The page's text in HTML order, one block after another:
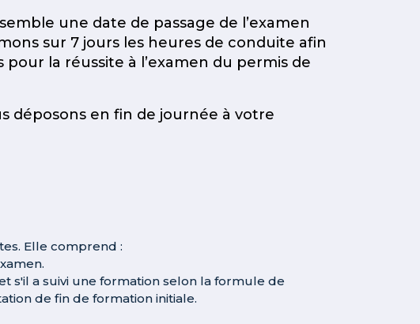
une date de passage de l’examen
sur 7 jours les heures de conduite afin
la réussite à l’examen du permis de
déposons en fin de journée à votre
Elle comprend :
s'il a suivi une formation selon la formule de
de fin de formation initiale.